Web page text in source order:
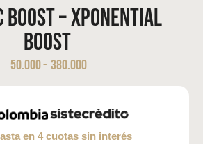
Boost – Xponential
Boost
50.000- 380.000
en 4 cuotas sin interés